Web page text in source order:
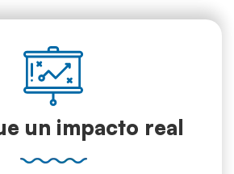
un impacto real